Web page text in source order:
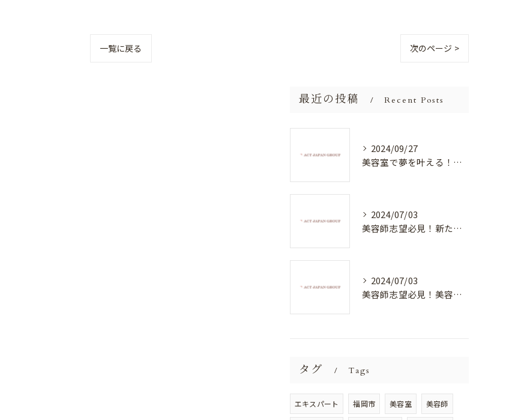
一覧に戻る 次のページ >
最近の投稿 Recent Posts
2024/09/27
美容室で夢を叶える！自分を磨く新たなチャンス
2024/07/03
美容師志望必見！新たな価値を創造する美容室でハイレベルな技術を学べる環境
2024/07/03
美容師志望必見！美容室NEWSTANDARDで最高のスキルアップを目指そう！
タグ Tags
エキスパート 福岡市 美容室 美容師